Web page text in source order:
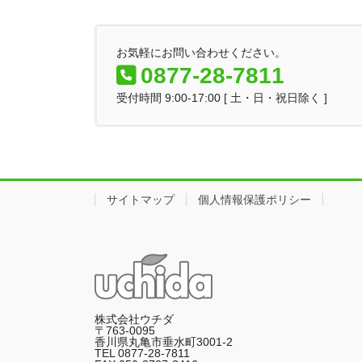
お気軽にお問い合わせください。
0877-28-7811
受付時間 9:00-17:00 [ 土・日・祝日除く ]
サイトマップ 個人情報保護ポリシー
株式会社ウチダ
〒763-0095
香川県丸亀市垂水町3001-2
TEL 0877-28-7811